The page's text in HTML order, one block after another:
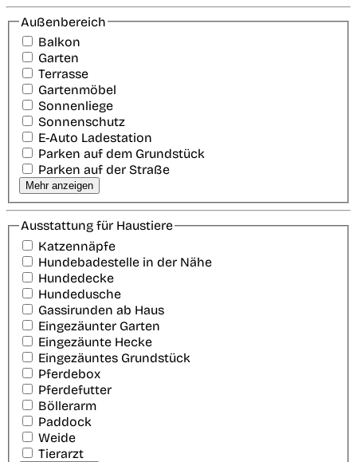
Außenbereich
Balkon
Garten
Terrasse
Gartenmöbel
Sonnenliege
Sonnenschutz
E-Auto Ladestation
Parken auf dem Grundstück
Parken auf der Straße
Mehr anzeigen
Ausstattung für Haustiere
Katzennäpfe
Hundebadestelle in der Nähe
Hundedecke
Hundedusche
Gassirunden ab Haus
Eingezäunter Garten
Eingezäunte Hecke
Eingezäuntes Grundstück
Pferdebox
Pferdefutter
Böllerarm
Paddock
Weide
Tierarzt